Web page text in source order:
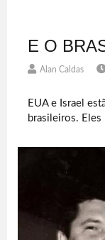
E O
Alan Caldas
EUA e Israel
brasileiros. Eles